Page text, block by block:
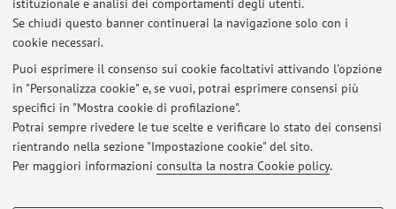
istituzionale e analisi dei comportamenti degli utenti.
Se chiudi questo banner continuerai la navigazione solo con i
cookie necessari.
Puoi esprimere il consenso sui cookie facoltativi attivando l'opzione
in "Personalizza cookie" e, se vuoi, potrai esprimere consensi più
specifici in "Mostra cookie di profilazione".
Potrai sempre rivedere le tue scelte e verificare lo stato dei consensi
rientrando nella sezione "Impostazione cookie" del sito.
Per maggiori informazioni consulta la nostra Cookie policy.
Care durante il congresso ASCO a Chicago.
Ultimi avvisi
Al momento non sono presenti avvisi.